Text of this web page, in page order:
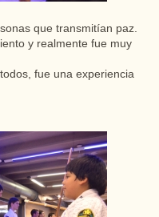
que transmitían paz.
y realmente fue muy
fue una experiencia